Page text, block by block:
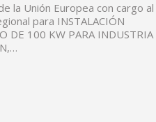
la Unión Europea con cargo al
para INSTALACIÓN
DE 100 KW PARA INDUSTRIA